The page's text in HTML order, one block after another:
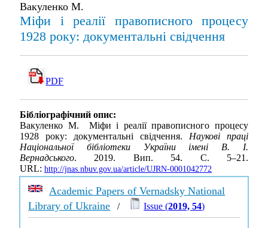
Вакуленко М.
Міфи і реалії правописного процесу
1928 року: документальні свідчення
PDF
Бібліографічний опис:
Вакуленко М. Міфи і реалії правописного процесу
1928 року: документальні свідчення. Наукові праці
Національної бібліотеки України імені В. І.
Вернадського. 2019. Вип. 54. С. 5–21.
URL: http://jnas.nbuv.gov.ua/article/UJRN-0001042772
Academic Papers of Vernadsky National
Library of Ukraine / Issue (2019, 54)